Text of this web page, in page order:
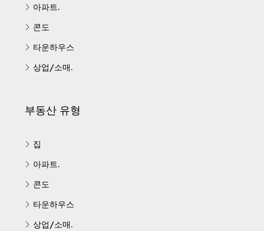
아파트.
콘도
타운하우스
상업/소매.
부동산 유형
집
아파트.
콘도
타운하우스
상업/소매.